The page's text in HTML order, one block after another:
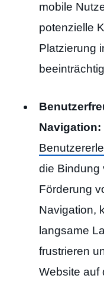
mobile
potenzielle
Platzierung
Navigation:
die Bindung
Förderung
Navigation,
langsame
frustrieren
Website auf